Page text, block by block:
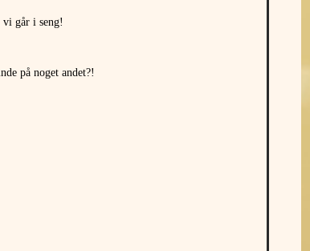
går i seng!
på noget andet?!